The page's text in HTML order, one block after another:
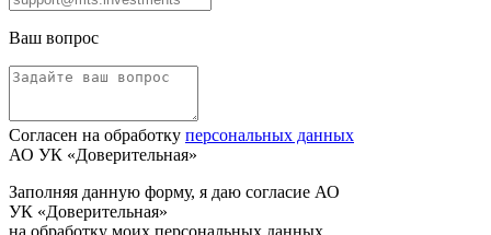
Ваш вопрос
Согласен на обработку персональных данных
АО УК «Доверительная»
Заполняя данную форму, я даю согласие АО
УК «Доверительная»